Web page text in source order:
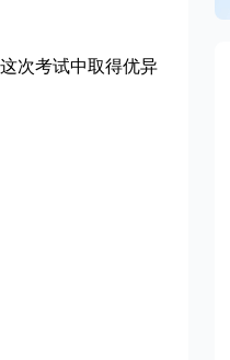
次考试中取得优异